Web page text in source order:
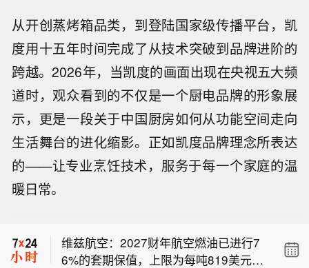
从开创蒸烤箱品类，到登陆国家级传播平台，凯
度用十五年时间完成了从技术突破到品牌进阶的
跨越。2026年，当凯度的画面出现在央视五大频
道时，观众看到的不仅是一个厨电品牌的形象展
示，更是一段关于中国厨房如何从功能空间走向
生活舞台的进化缩影。正如凯度品牌理念所表达
的——让专业烹饪技术，服务于每一个家庭的温
暖日常。
德国6月季调后制造业订单月率 3.1%，
计划仍按原计划推进。
维兹航空：2027财年航空燃油已进行7
6%的套期保值，上限为每吨819美元；